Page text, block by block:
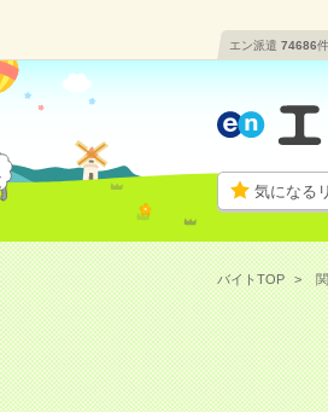
エン派遣 74686件
気になる
バイトTOP